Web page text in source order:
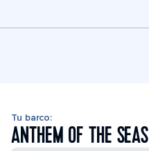
Tu barco:
ANTHEM OF THE SEAS